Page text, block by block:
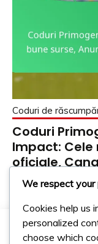
Coduri de
Coduri
Impact: Cele
oficiale,
11/03/2026
We respect your
Cookies help us
personalized
choose which